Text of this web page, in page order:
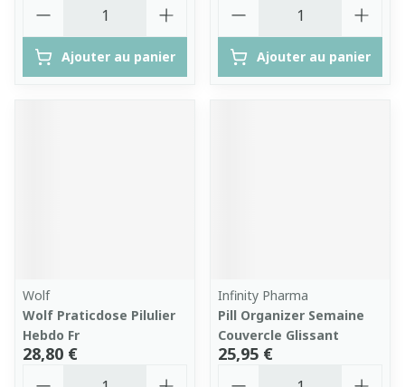
Ajouter au panier Ajouter au panier
Wolf
Wolf Praticdose Pilulier
Hebdo Fr
28,80 €
Infinity Pharma
Pill Organizer Semaine
Couvercle Glissant
25,95 €